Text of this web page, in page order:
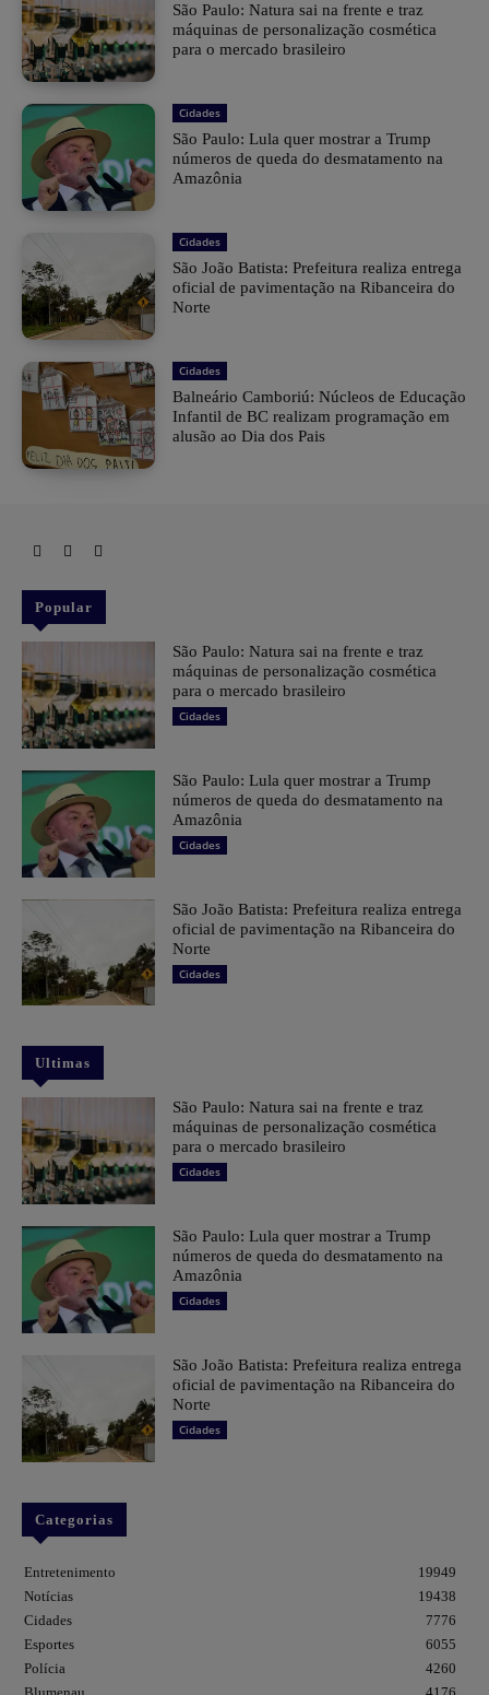
São Paulo: Natura sai na frente e traz
máquinas de personalização cosmética
para o mercado brasileiro
Cidades
São Paulo: Lula quer mostrar a Trump
números de queda do desmatamento na
Amazônia
Cidades
São João Batista: Prefeitura realiza entrega
oficial de pavimentação na Ribanceira do
Norte
Cidades
Balneário Camboriú: Núcleos de Educação
Infantil de BC realizam programação em
alusão ao Dia dos Pais
Popular
São Paulo: Natura sai na frente e traz
máquinas de personalização cosmética
para o mercado brasileiro
Cidades
São Paulo: Lula quer mostrar a Trump
números de queda do desmatamento na
Amazônia
Cidades
São João Batista: Prefeitura realiza entrega
oficial de pavimentação na Ribanceira do
Norte
Cidades
Ultimas
São Paulo: Natura sai na frente e traz
máquinas de personalização cosmética
para o mercado brasileiro
Cidades
São Paulo: Lula quer mostrar a Trump
números de queda do desmatamento na
Amazônia
Cidades
São João Batista: Prefeitura realiza entrega
oficial de pavimentação na Ribanceira do
Norte
Cidades
Categorias
Entretenimento
19949
Notícias
19438
Cidades
7776
Esportes
6055
Polícia
4260